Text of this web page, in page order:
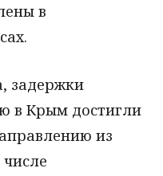
в
задержки
в Крым достигли
из